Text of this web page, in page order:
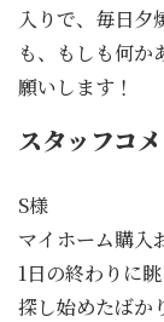
入りで、毎日
も、もしも何か
願いします！
スタッフコ
S様
マイホーム購入
1日の終わりに
探し始めたばか